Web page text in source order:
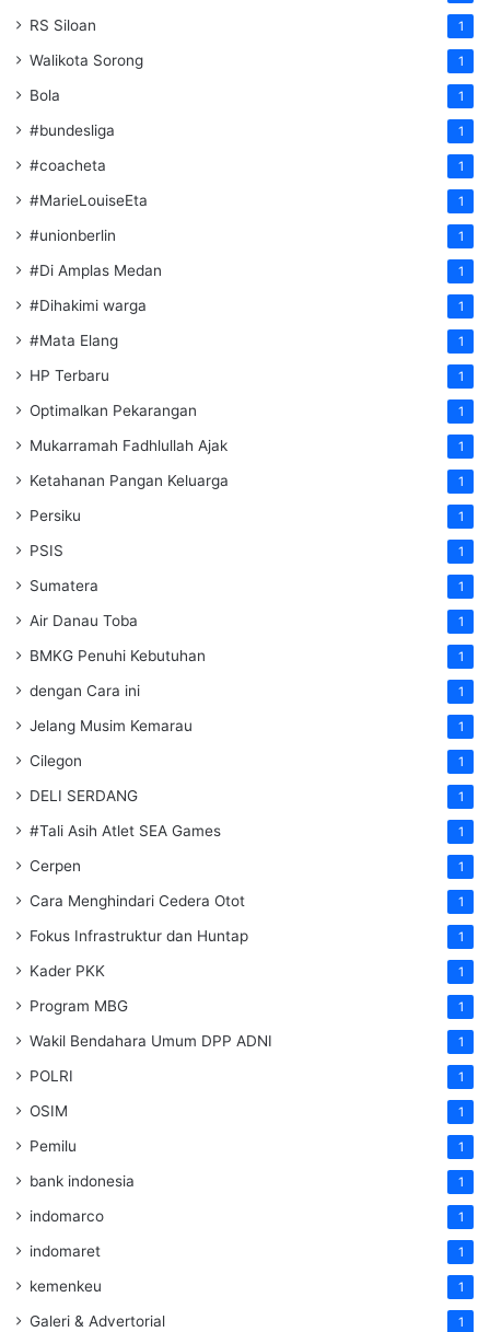
RS Siloan 1
Walikota Sorong 1
Bola 1
#bundesliga 1
#coacheta 1
#MarieLouiseEta 1
#unionberlin 1
#Di Amplas Medan 1
#Dihakimi warga 1
#Mata Elang 1
HP Terbaru 1
Optimalkan Pekarangan 1
Mukarramah Fadhlullah Ajak 1
Ketahanan Pangan Keluarga 1
Persiku 1
PSIS 1
Sumatera 1
Air Danau Toba 1
BMKG Penuhi Kebutuhan 1
dengan Cara ini 1
Jelang Musim Kemarau 1
Cilegon 1
DELI SERDANG 1
#Tali Asih Atlet SEA Games 1
Cerpen 1
Cara Menghindari Cedera Otot 1
Fokus Infrastruktur dan Huntap 1
Kader PKK 1
Program MBG 1
Wakil Bendahara Umum DPP ADNI 1
POLRI 1
OSIM 1
Pemilu 1
bank indonesia 1
indomarco 1
indomaret 1
kemenkeu 1
Galeri & Advertorial 1